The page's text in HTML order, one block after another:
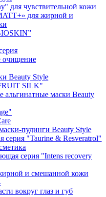
для чувствительной кожи
для жирной и
очищение
Beauty Style
SILK"
маски Beauty
пудинги Beauty Style
серия "Taurine & Resveratrol"
серия "Intens recovery
и смешанной кожи
вокруг глаз и губ